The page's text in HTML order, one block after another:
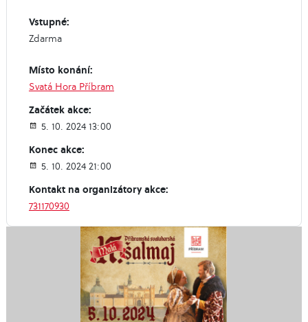
Vstupné:
Zdarma
Místo konání:
Svatá Hora Příbram
Začátek akce:
5. 10. 2024 13:00
Konec akce:
5. 10. 2024 21:00
Kontakt na organizátory akce:
731170930